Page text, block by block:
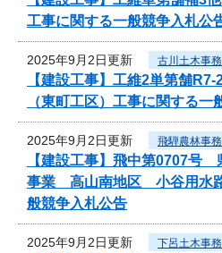
工事に関する一般競争入札公
2025年9月2日更新 古川土木事
【建設工事】工維2単第舗
（東町工区）工事に関する一
2025年9月2日更新 飛騨農林事
【建設工事】飛中第0707号
事業 高山南地区 小谷用水
般競争入札公告
2025年9月2日更新 下呂土木事